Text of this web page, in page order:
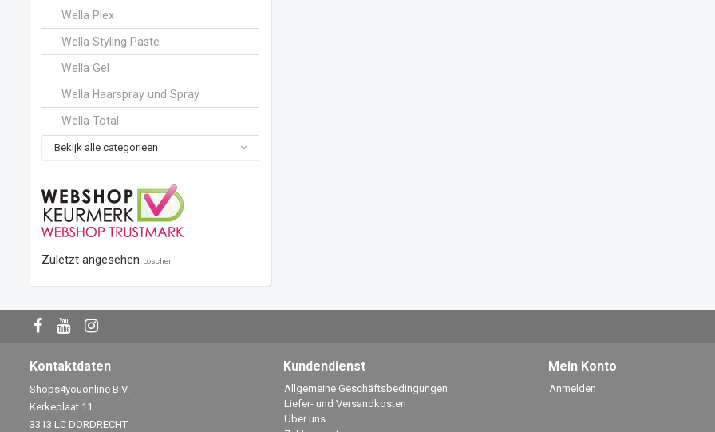
Wella Plex
Wella Styling Paste
Wella Gel
Wella Haarspray und Spray
Wella Total
Bekijk alle categorieen
Zuletzt angesehen Löschen
Kontaktdaten
Shops4youonline B.V.
Kerkeplaat 11
3313 LC DORDRECHT
Kundendienst
Allgemeine Geschäftsbedingungen
Liefer- und Versandkosten
Über uns
Mein Konto
Anmelden